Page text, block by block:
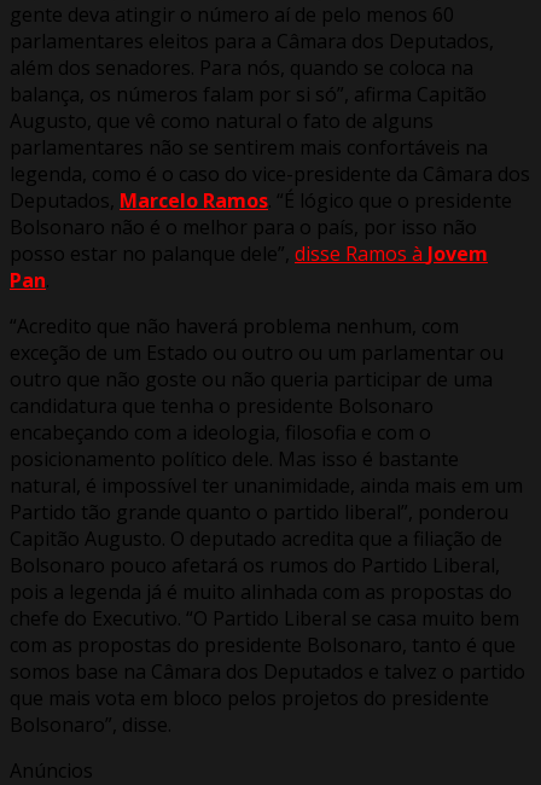
gente deva atingir o número aí de pelo menos 60
parlamentares eleitos para a Câmara dos Deputados,
além dos senadores. Para nós, quando se coloca na
balança, os números falam por si só”, afirma Capitão
Augusto, que vê como natural o fato de alguns
parlamentares não se sentirem mais confortáveis na
legenda, como é o caso do vice-presidente da Câmara dos
Deputados, Marcelo Ramos. “É lógico que o presidente
Bolsonaro não é o melhor para o país, por isso não
posso estar no palanque dele”, disse Ramos à Jovem
Pan.
“Acredito que não haverá problema nenhum, com
exceção de um Estado ou outro ou um parlamentar ou
outro que não goste ou não queria participar de uma
candidatura que tenha o presidente Bolsonaro
encabeçando com a ideologia, filosofia e com o
posicionamento político dele. Mas isso é bastante
natural, é impossível ter unanimidade, ainda mais em um
Partido tão grande quanto o partido liberal”, ponderou
Capitão Augusto. O deputado acredita que a filiação de
Bolsonaro pouco afetará os rumos do Partido Liberal,
pois a legenda já é muito alinhada com as propostas do
chefe do Executivo. “O Partido Liberal se casa muito bem
com as propostas do presidente Bolsonaro, tanto é que
somos base na Câmara dos Deputados e talvez o partido
que mais vota em bloco pelos projetos do presidente
Bolsonaro”, disse.
Anúncios